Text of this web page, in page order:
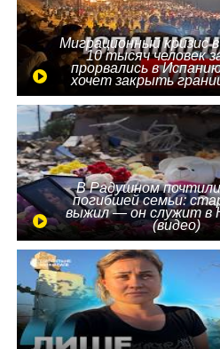
Миграционный кризис
10 тысяч человек
прорвались в
хочет закрыть
В Радушном
погибшей семьи:
выжил — он служит в
(видео)